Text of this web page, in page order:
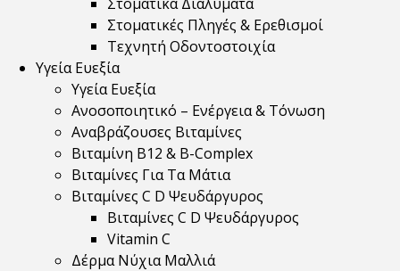
Στοματικές Πληγές & Ερεθισμοί
Τεχνητή Οδοντοστοιχία
Υγεία Ευεξία
Υγεία Ευεξία
Ανοσοποιητικό – Ενέργεια & Τόνωση
Αναβράζουσες Βιταμίνες
Βιταμίνη B12 & Β-Complex
Βιταμίνες Για Τα Μάτια
Βιταμίνες C D Ψευδάργυρος
Βιταμίνες C D Ψευδάργυρος
Vitamin C
Δέρμα Νύχια Μαλλιά